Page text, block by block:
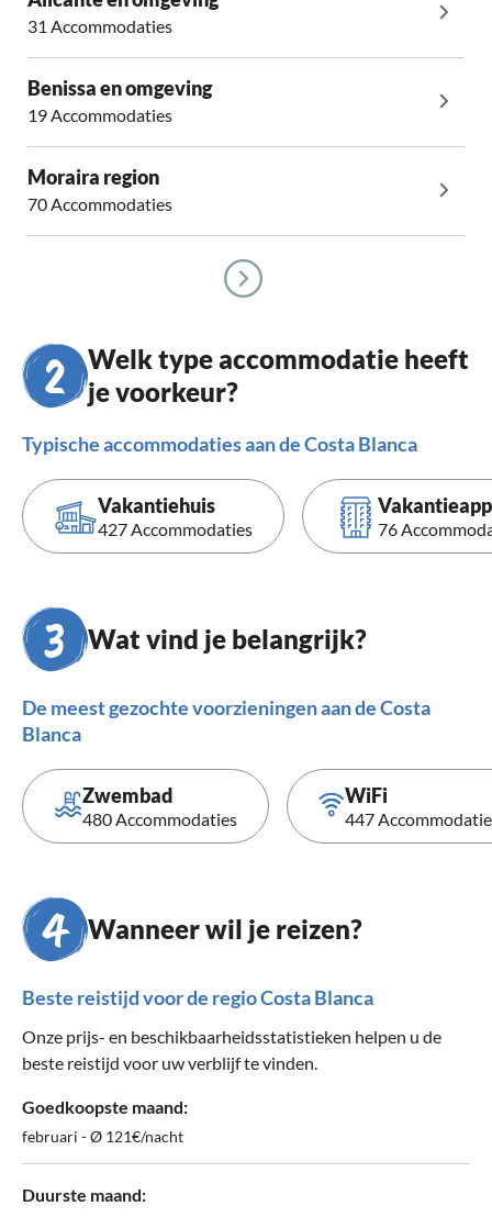
31 Accommodaties
Benissa en omgeving
19 Accommodaties
Moraira region
70 Accommodaties
Welk type accommodatie heeft
je voorkeur?
Typische accommodaties aan de Costa Blanca
Vakantiehuis
427 Accommodaties 76
Wat vind je belangrijk?
De meest gezochte voorzieningen aan de Costa
Blanca
Zwembad
480 Accommodaties
WiFi
447
Wanneer wil je reizen?
Beste reistijd voor de regio Costa Blanca
Onze prijs- en beschikbaarheidsstatistieken helpen u de
beste reistijd voor uw verblijf te vinden.
Goedkoopste maand:
februari - Ø 121€/nacht
Duurste maand: